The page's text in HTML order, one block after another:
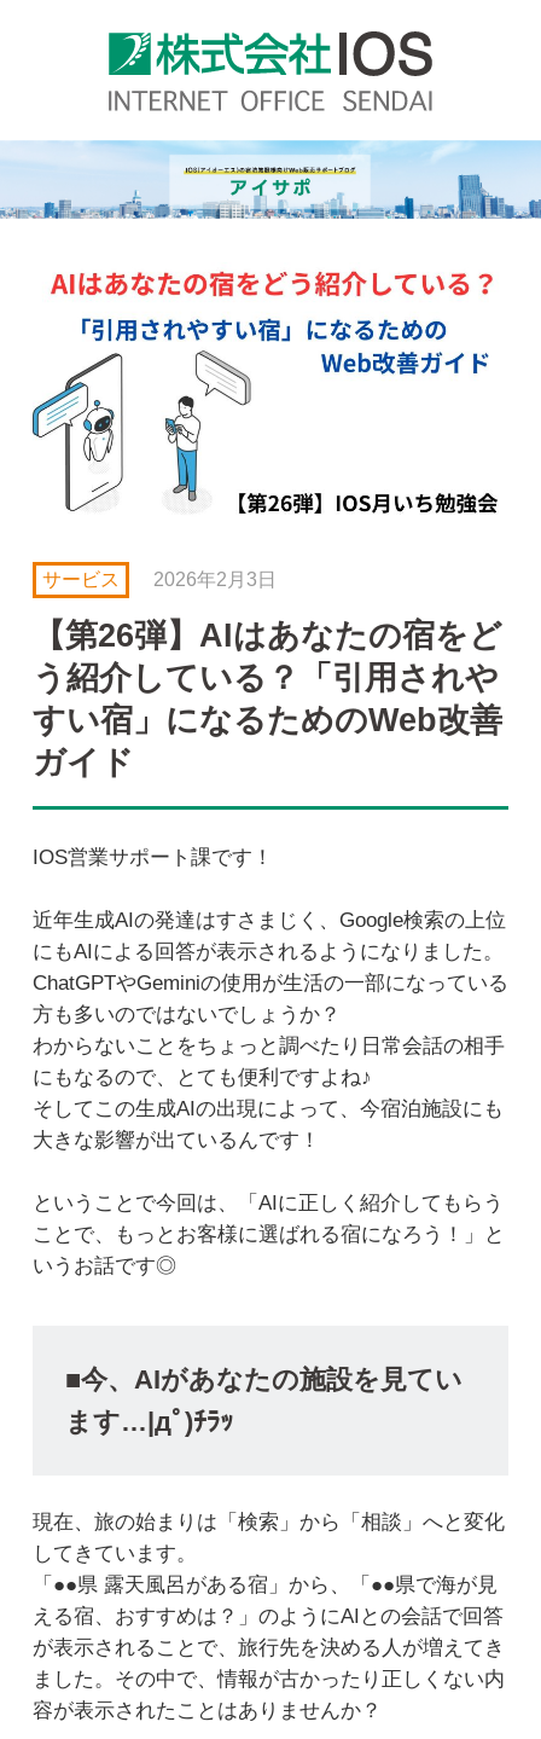
サービス 2026年2月3日
【第26弾】AIはあなたの宿をど
う紹介している？「引用されや
すい宿」になるためのWeb改善
ガイド
IOS営業サポート課です！
近年生成AIの発達はすさまじく、Google検索の上位
にもAIによる回答が表示されるようになりました。
ChatGPTやGeminiの使用が生活の一部になっている
方も多いのではないでしょうか？
わからないことをちょっと調べたり日常会話の相手
にもなるので、とても便利ですよね♪
そしてこの生成AIの出現によって、今宿泊施設にも
大きな影響が出ているんです！
ということで今回は、「AIに正しく紹介してもらう
ことで、もっとお客様に選ばれる宿になろう！」と
いうお話です◎
■今、AIがあなたの施設を見てい
ます…|дﾟ)ﾁﾗｯ
現在、旅の始まりは「検索」から「相談」へと変化
してきています。
「●●県 露天風呂がある宿」から、「●●県で海が見
える宿、おすすめは？」のようにAIとの会話で回答
が表示されることで、旅行先を決める人が増えてき
ました。その中で、情報が古かったり正しくない内
容が表示されたことはありませんか？